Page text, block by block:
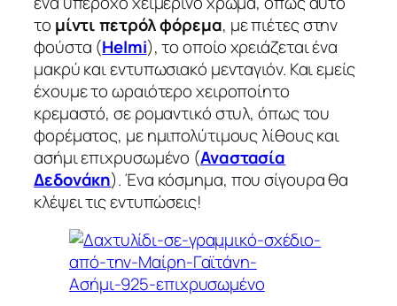
το μίντι πετρόλ φόρεμα, με πιέτες στην
φούστα (Helmi), το οποίο χρειάζεται ένα
μακρύ και εντυπωσιακό μενταγιόν. Και εμείς
έχουμε το ωραιότερο χειροποίητο
κρεμαστό, σε ρομαντικό στυλ, όπως του
φορέματος, με ημιπολύτιμους λίθους και
ασήμι επιχρυσωμένο (Αναστασία
Δεδονάκη). Ένα κόσμημα, που σίγουρα θα
κλέψει τις εντυπώσεις!